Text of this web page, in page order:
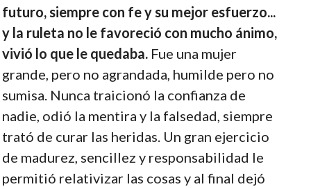
futuro, siempre con fe y su mejor esfuerzo...
y la ruleta no le favoreció con mucho ánimo,
vivió lo que le quedaba.Fue una mujer
grande, pero no agrandada, humilde pero no
sumisa. Nunca traicionó la confianza de
nadie, odió la mentira y la falsedad, siempre
trató de curar las heridas. Un gran ejercicio
de madurez, sencillez y responsabilidad le
permitió relativizar las cosas y al final dejó